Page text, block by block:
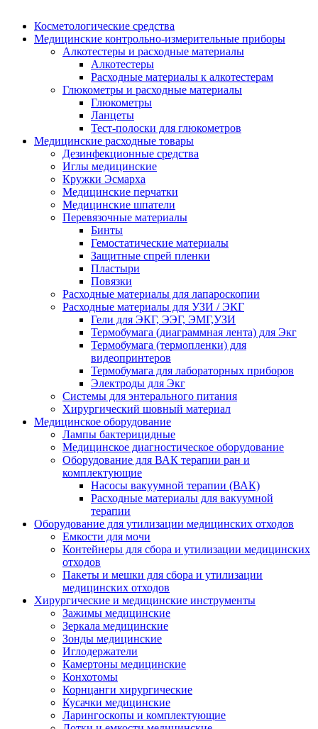
Косметологические средства
Медицинские контрольно-измерительные приборы
Алкотестеры и расходные материалы
Алкотестеры
Расходные материалы к алкотестерам
Глюкометры и расходные материалы
Глюкометры
Ланцеты
Тест-полоски для глюкометров
Медицинские расходные товары
Дезинфекционные средства
Иглы медицинские
Кружки Эсмарха
Медицинские перчатки
Медицинские шпатели
Перевязочные материалы
Бинты
Гемостатические материалы
Защитные спрей пленки
Пластыри
Повязки
Расходные материалы для лапароскопии
Расходные материалы для УЗИ / ЭКГ
Гели для ЭКГ, ЭЭГ, ЭМГ,УЗИ
Термобумага (диаграммная лента) для Экг
Термобумага (термопленки) для
видеопринтеров
Термобумага для лабораторных приборов
Электроды для Экг
Системы для энтерального питания
Хирургический шовный материал
Медицинское оборудование
Лампы бактерицидные
Медицинское диагностическое оборудование
Оборудование для ВАК терапии ран и
комплектующие
Насосы вакуумной терапии (ВАК)
Расходные материалы для вакуумной
терапии
Оборудование для утилизации медицинских отходов
Емкости для мочи
Контейнеры для сбора и утилизации медицинских
отходов
Пакеты и мешки для сбора и утилизации
медицинских отходов
Хирургические и медицинские инструменты
Зажимы медицинские
Зеркала медицинские
Зонды медицинские
Иглодержатели
Камертоны медицинские
Конхотомы
Корнцанги хирургические
Кусачки медицинские
Ларингоскопы и комплектующие